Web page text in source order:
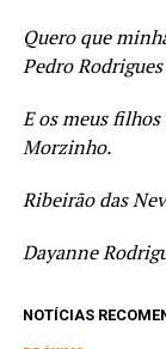
Quero que
Pedro
E os meus
Morzinho.
Ribeirão das
Dayanne
NOTÍCIAS